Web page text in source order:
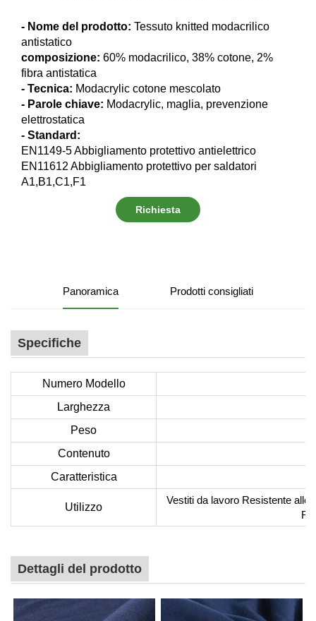
- Nome del prodotto: Tessuto knitted modacrilico
antistatico
composizione: 60% modacrilico, 38% cotone, 2%
fibra antistatica
- Tecnica: Modacrylic cotone mescolato
- Parole chiave: Modacrylic, maglia, prevenzione
elettrostatica
- Standard:
EN1149-5 Abbigliamento protettivo antielettrico
EN11612 Abbigliamento protettivo per saldatori
A1,B1,C1,F1
Richiesta
Panoramica Prodotti consigliati
Specifiche
Numero Modello
Larghezza
Peso
Contenuto
Caratteristica
Utilizzo
Vestiti da lavoro Resistente alle
Dettagli del prodotto